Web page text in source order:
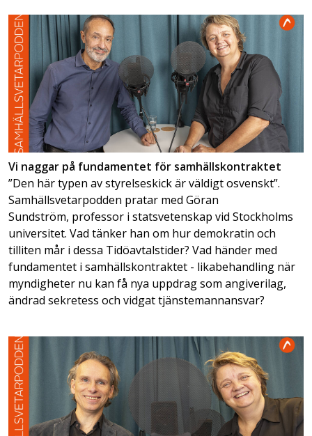
Vi naggar på fundamentet för samhällskontraktet
”Den här typen av styrelseskick är väldigt osvenskt”.
Samhällsvetarpodden pratar med Göran
Sundström, professor i statsvetenskap vid Stockholms
universitet. Vad tänker han om hur demokratin och
tilliten mår i dessa Tidöavtalstider? Vad händer med
fundamentet i samhällskontraktet - likabehandling när
myndigheter nu kan få nya uppdrag som angiverilag,
ändrad sekretess och vidgat tjänstemannansvar?